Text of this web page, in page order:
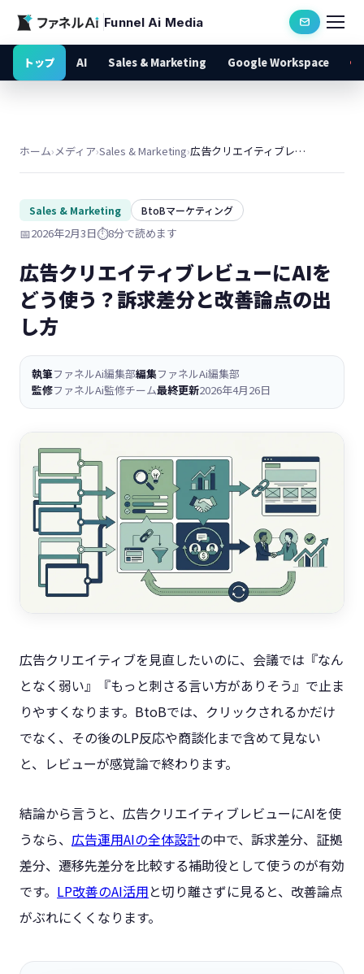
Funnel Ai Media
トップ AI Sales & Marketing Google Workspace
ホーム›メディア›Sales & Marketing› 広告クリエイティブレビューにAIをどう使う？訴求差分と改善論点の出し方
Sales & Marketing BtoBマーケティング
📅2026年2月3日⏱️8分で読めます
広告クリエイティブレビューにAIを
どう使う？訴求差分と改善論点の出
し方
執筆ファネルAi編集部編集ファネルAi編集部
監修ファネルAi監修チーム最終更新2026年4月26日
広告クリエイティブを見直したいのに、会議では『なん
となく弱い』『もっと刺さる言い方がありそう』で止ま
りやすくなります。BtoBでは、クリックされるかだけ
でなく、その後のLP反応や商談化まで含めて見ない
と、レビューが感覚論で終わります。
結論から言うと、広告クリエイティブレビューにAIを使
うなら、 広告運用AIの全体設計の中で、訴求差分、証拠
差分、遷移先差分を比較する補助役として使うのが有効
です。 LP改善のAI活用と切り離さずに見ると、改善論点
がぶれにくくなります。